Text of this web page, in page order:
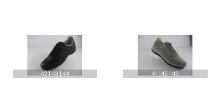
42 43 44 41 42 43